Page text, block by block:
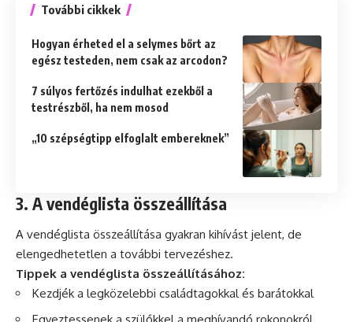
További cikkek
Hogyan érheted el a selymes bőrt az
egész testeden, nem csak az arcodon?
7 súlyos fertőzés indulhat ezekből a
testrészből, ha nem mosod
„10 szépségtipp elfoglalt embereknek”
3. A vendéglista összeállítása
A vendéglista összeállítása gyakran kihívást jelent, de
elengedhetetlen a további tervezéshez.
Tippek a vendéglista összeállításához:
Kezdjék a legközelebbi családtagokkal és barátokkal
Egyeztessenek a szülőkkel a meghívandó rokonokról